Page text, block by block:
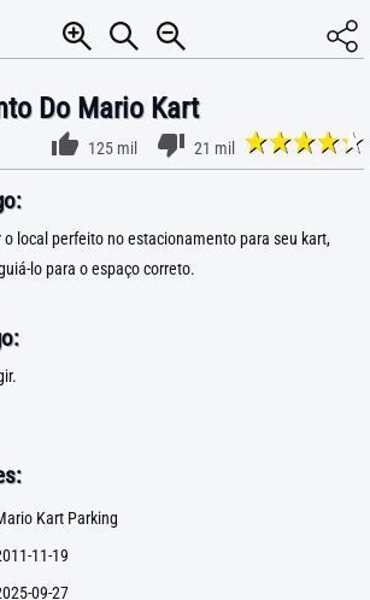
Do Mario Kart
125 mil 21 mil
local perfeito no estacionamento para seu kart,
lo para o espaço correto.
Kart Parking
11-19
09-27